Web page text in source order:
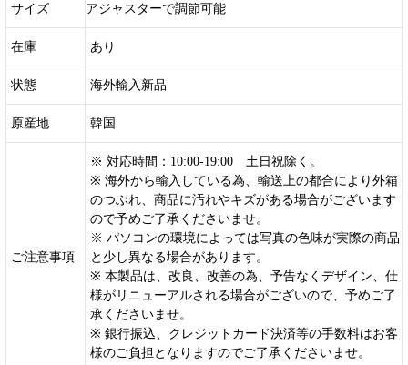
サイズ アジャスターで調節可能
在庫 あり
状態 海外輸入新品
原産地 韓国
ご注意事項
※ 対応時間：10:00-19:00 土日祝除く。
※ 海外から輸入している為、輸送上の都合により外箱
のつぶれ、商品に汚れやキズがある場合がございます
ので予めご了承くださいませ。
※ パソコンの環境によっては写真の色味が実際の商品
と少し異なる場合があります。
※ 本製品は、改良、改善の為、予告なくデザイン、仕
様がリニューアルされる場合がございので、予めご了
承くださいませ。
※ 銀行振込、クレジットカード決済等の手数料はお客
様のご負担となりますのでご了承くださいませ。